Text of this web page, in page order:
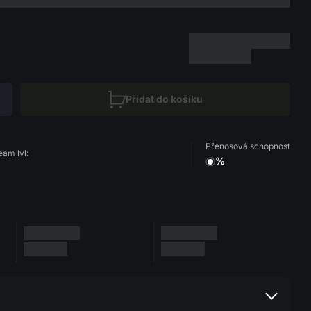
Přidat do košíku
lvl:
Přenosová schopnost
%